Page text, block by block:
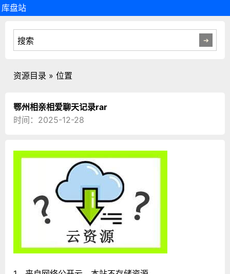
库盘站
资源目录 » 位置
鄂州相亲相爱聊天记录rar
时间：2025-12-28